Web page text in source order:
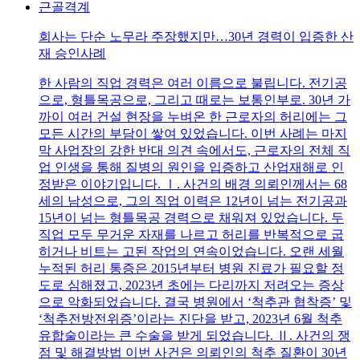
근골격계
회사는 단순 노무라 주장했지만…30년 경력이 입증한 산
재 승인사례
한 사람의 직업 경력은 여러 이름으로 불립니다. 전기공
으로, 형틀목공으로, 그리고 때로는 보통인부로. 30년 가
까이 여러 건설 현장을 누벼온 한 근로자의 허리에는 그
모든 시간의 부담이 쌓여 있었습니다. 이번 사례는 마지
막 사업장의 강한 반대 의견 속에서도, 근로자의 전체 직
업 인생을 통해 질병의 원인을 입증하고 산업재해로 인
정받은 이야기입니다. Ⅰ. 사건의 배경 의뢰인께서는 68
세의 남성으로, 그의 직업 이력은 12년이 넘는 전기공과
15년이 넘는 형틀목공 경력으로 채워져 있었습니다. 두
직업 모두 무거운 자재를 나르고 허리를 반복적으로 굽
히거나 비트는 고된 작업의 연속이었습니다. 오랜 세월
누적된 허리 통증은 2015년부터 병원 진료가 필요할 정
도로 심해졌고, 2023년 초에는 다리까지 저려오는 증상
으로 악화되었습니다. 결국 병원에서 ‘척추관 협착증’ 및
‘척추전방전위증’이라는 진단을 받고, 2023년 6월 척추
유합술이라는 큰 수술을 받게 되었습니다. Ⅱ. 사건의 쟁
점 및 해결방법 이번 사건은 의뢰인의 척추 질환이 30년